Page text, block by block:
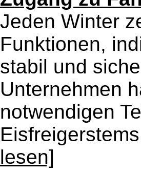
Jeden Winter
Funktionen,
stabil und
Unternehmen
notwendigen
lesen]